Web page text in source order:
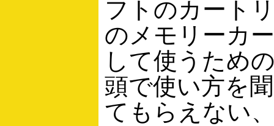
フトのカート
のメモリーカ
して使うため
頭で使い方を
てもらえない